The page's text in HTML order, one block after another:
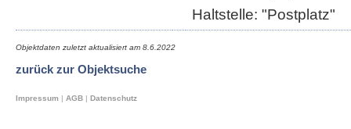
Haltstelle: "Postplatz"
Objektdaten zuletzt aktualisiert am 8.6.2022
zurück zur Objektsuche
Impressum | AGB | Datenschutz